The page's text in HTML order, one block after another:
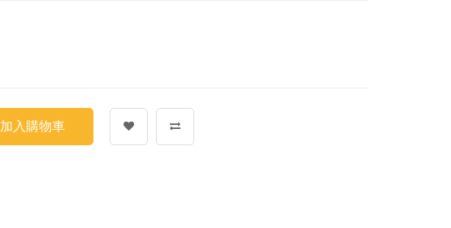
加入購物車